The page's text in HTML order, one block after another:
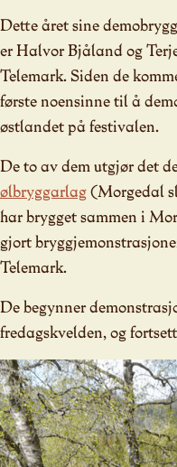
Dette året sine
er Halvor Bjåland og
Telemark. Siden de
første noensinne til å
østlandet på festivalen.
De to av dem utgjør det
ølbryggarlag(Morgedal
har brygget sammen i
gjort
Telemark.
De begynner
fredagskvelden, og